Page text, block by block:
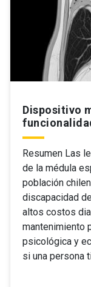
Dispositivo
Resumen Las
de la médula
población
discapacidad
altos costos
mantenimiento
psicológica y
si una persona